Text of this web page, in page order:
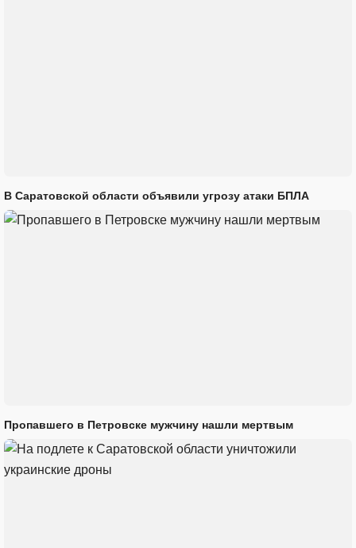
В Саратовской области объявили угрозу атаки БПЛА
Пропавшего в Петровске мужчину нашли мертвым